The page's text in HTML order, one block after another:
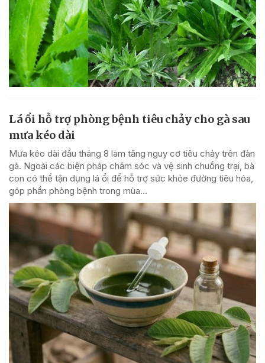
Lá ổi hỗ trợ phòng bệnh tiêu chảy cho gà sau
mưa kéo dài
Mưa kéo dài đầu tháng 8 làm tăng nguy cơ tiêu chảy trên đàn
gà. Ngoài các biện pháp chăm sóc và vệ sinh chuồng trại, bà
con có thể tận dụng lá ổi để hỗ trợ sức khỏe đường tiêu hóa,
góp phần phòng bệnh trong mùa...